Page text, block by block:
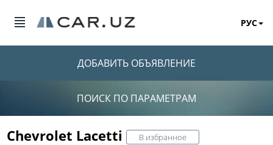
РУС
ДОБАВИТЬ ОБЪЯВЛЕНИЕ
ПОИСК ПО ПАРАМЕТРАМ
Chevrolet Lacetti
В избранное